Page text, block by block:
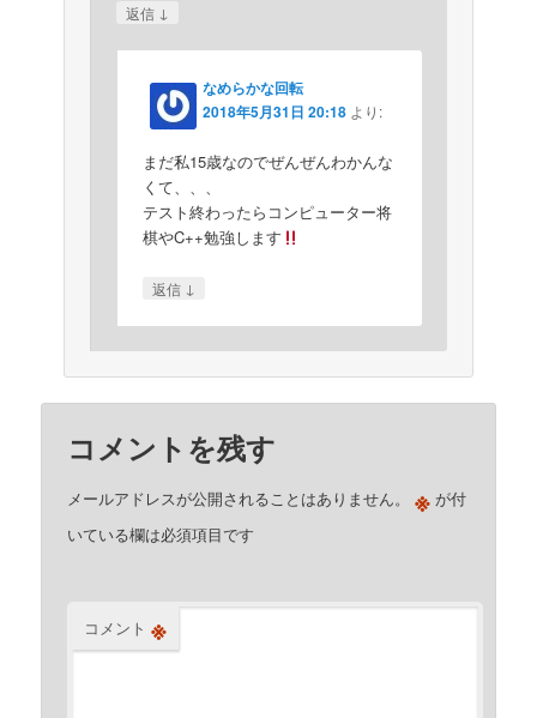
返信 ↓
なめらかな回転
2018年5月31日 20:18 より:
まだ私15歳なのでぜんぜんわかんな
くて、、、
テスト終わったらコンピューター将
棋やC++勉強します
返信 ↓
コメントを残す
メールアドレスが公開されることはありません。 ※ が付
いている欄は必須項目です
コメント ※